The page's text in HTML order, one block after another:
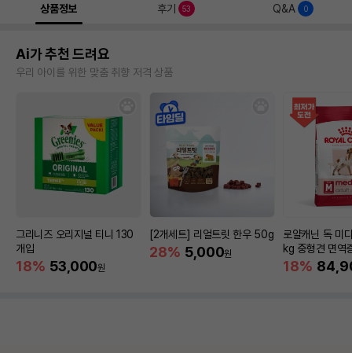
상품정보 후기 53 Q&A 0
Ai가 추천 드려요
우리 아이를 위한 맞춤 취향 저격 상품
그리니즈 오리지널 티니 130
개입
18% 53,000원
[2개세트] 리얼트릿 한우 50g
28% 5,000원
로얄캐닌 독 미
kg 중형견 면역
18%